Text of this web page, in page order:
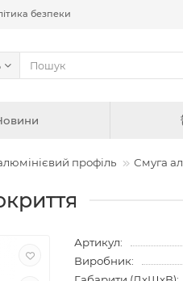
безпеки
профіль Смуга
Артикул:
Виробник: